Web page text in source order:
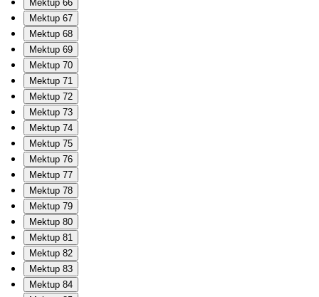
Mektup 66
Mektup 67
Mektup 68
Mektup 69
Mektup 70
Mektup 71
Mektup 72
Mektup 73
Mektup 74
Mektup 75
Mektup 76
Mektup 77
Mektup 78
Mektup 79
Mektup 80
Mektup 81
Mektup 82
Mektup 83
Mektup 84